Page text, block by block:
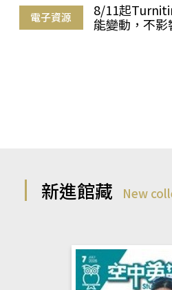
電子資源
8/11起
能變動，不
新進館藏 New